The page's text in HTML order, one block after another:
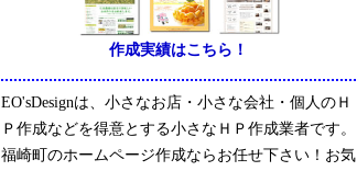
作成実績はこちら！
EO'sDesignは、小さなお店・小さな会社・個人のＨ
Ｐ作成などを得意とする小さなＨＰ作成業者です。
福崎町のホームページ作成ならお任せ下さい！お気